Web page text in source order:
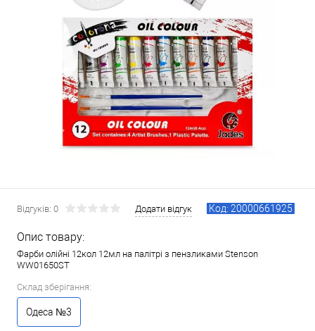
Відгуків: 0 Додати відгук Код: 20000661925
Опис товару:
Фарби олійні 12кол 12мл на палітрі з пензликами Stenson
WW01650ST
Склад зберігання:
Одеса №3